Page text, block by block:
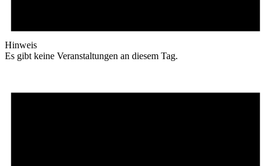
Hinweis
Es gibt keine Veranstaltungen an diesem Tag.